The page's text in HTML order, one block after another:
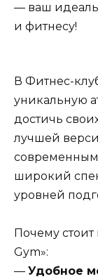
— ваш
и фитнесу!
В Фитнес-
уникальную
достичь
лучшей
широкий
уровней
Почему
Gym»:
— Удобное